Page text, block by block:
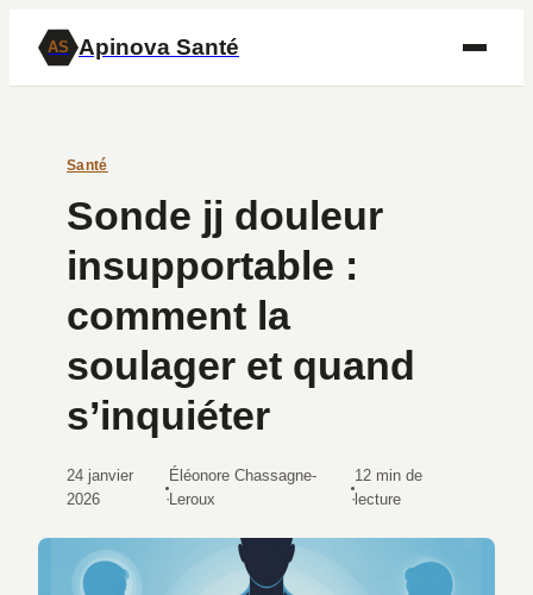
AS Apinova Santé
Santé
Sonde jj douleur
insupportable :
comment la
soulager et quand
s’inquiéter
24 janvier
2026
·
Éléonore Chassagne-
Leroux
·
12 min de
lecture